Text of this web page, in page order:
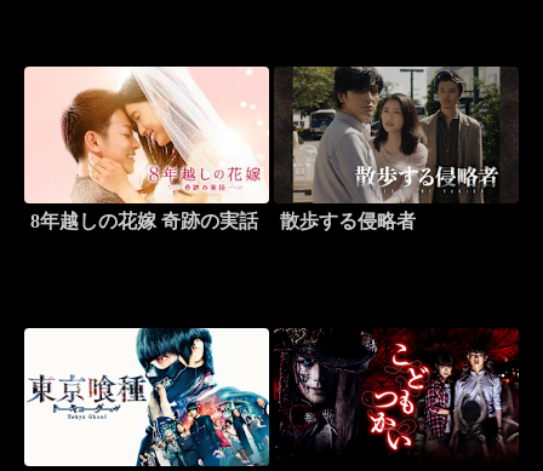
8年越しの花嫁 奇跡の実話 散歩する侵略者